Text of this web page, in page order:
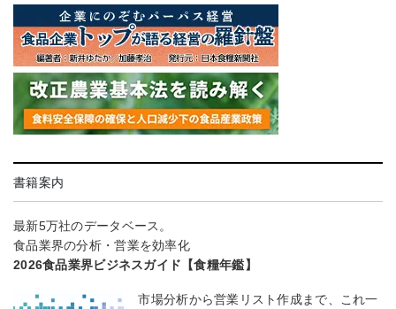
書籍案内
最新5万社のデータベース。
食品業界の分析・営業を効率化
2026食品業界ビジネスガイド【食糧年鑑】
市場分析から営業リスト作成まで、これ一